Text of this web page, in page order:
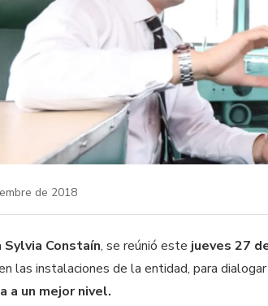
de 2018
Sylvia Constaín, se reúnió este jueves 27
las instalaciones de la entidad, para
a un mejor nivel.